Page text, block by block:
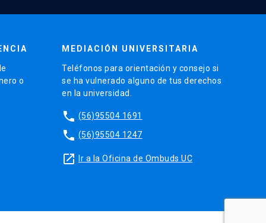
o
MEDIACIÓN UNIVERSITARIA
Teléfonos para orientación y consejo si
se ha vulnerado alguno de tus derechos
en la universidad.
phone (56)95504 1691
phone (56)95504 1247
launch Ir a la Oficina de Ombuds UC